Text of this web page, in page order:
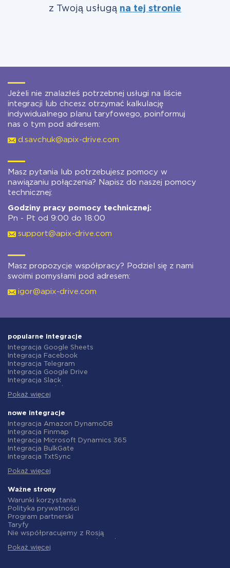
z Twoją usługą na tej stronie
Jeżeli nie znalazłeś potrzebnej usługi na liście
integracji lub chcesz otrzymać kalkulację
indywidualnego planu taryfowego, poinformuj
nas o tym pod adresem:
d.savchuk@apix-drive.com
Masz pytania lub potrzebujesz pomocy w
nawiązaniu połączenia? Napisz do naszej pomocy
technicznej:
Godziny pracy pomocy technicznej:
Pn - Pt od 9:00 do 18:00
support@apix-drive.com
Masz propozycje współpracy? Podziel się z nami
swoimi pomysłami pod adresem:
igor@apix-drive.com
popularne integracje
Integracja Google Sheets
Integracja Facebook
Integracja Telegram
Integracja Google Drive
Integracja Slack
Integracja Gmail
Integracja ClickUp
Integracja Airtable
Integracja Google Contacts
Integracja OpenAI (ChatGPT)
Integracja Instagram
Integracja ActiveCampaign
Integracja Salesforce CRM
Integracja Notion
Integracja AWeber
Integracja Asana
Integracja ZOHO CRM
Integracja Webhooks
Integracja GetResponse
Integracja WooCommerce
Integracja Pipedrive
Pokaż więcej
nowe integracje
Integracja Amazon DynamoDB
Integracja Finmap
Integracja Microsoft Dynamics 365
Integracja BulkGate
Integracja TxtSync
Integracja Corezoid
Integracja Instasent
Integracja AtomPark
Integracja TXTImpact
Integracja Campaign Monitor
Integracja CM.com
Integracja D7 Networks
Integracja SMSGlobal
Pokaż więcej
Ważne strony
Warunki korzystania
Polityka prywatności
Program partnerski
Taryfy
Nie współpracujemy z Rosją
polityka zwrotów
Pokaż więcej